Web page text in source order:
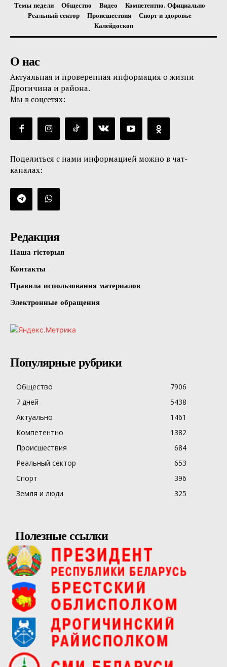
Темы недели Общество Видео
Компетентно. Официально
Реальный сектор
Происшествия
Спорт и здоровье
Калейдоскоп
О нас
Актуальная и проверенная информация о жизни
Дрогичина и района.
Мы в соцсетях:
Поделиться с нами информацией можно в чат-
каналах:
Редакция
Наша гісторыя
Контакты
Правила использования материалов
Электронные обращения
Популярные рубрики
Общество
7906
7 дней
5438
Актуально
1461
Компетентно
1382
Происшествия
684
Реальный сектор
653
Спорт
396
Земля и люди
325
Полезные ссылки